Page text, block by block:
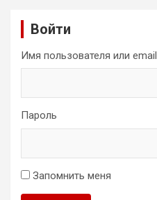
Войти
Имя пользователя или email
Пароль
Запомнить меня